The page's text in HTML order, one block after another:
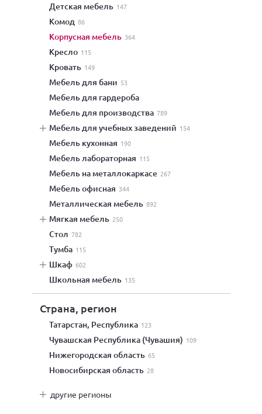
детская мебель 147
комод 86
корпусная мебель 364
кресло 115
кровать 149
мебель для бани 53
мебель для гардероба
мебель для производства 789
мебель для учебных заведений 154
мебель кухонная 190
мебель лабораторная 115
мебель на металлокаркасе 267
мебель офисная 344
металлическая мебель 892
мягкая мебель 250
стол 782
тумба 115
шкаф 602
школьная мебель 135
Страна, регион
Татарстан, Республика 123
Чувашская Республика (Чувашия) 109
Нижегородская область 65
Новосибирская область 28
другие регионы